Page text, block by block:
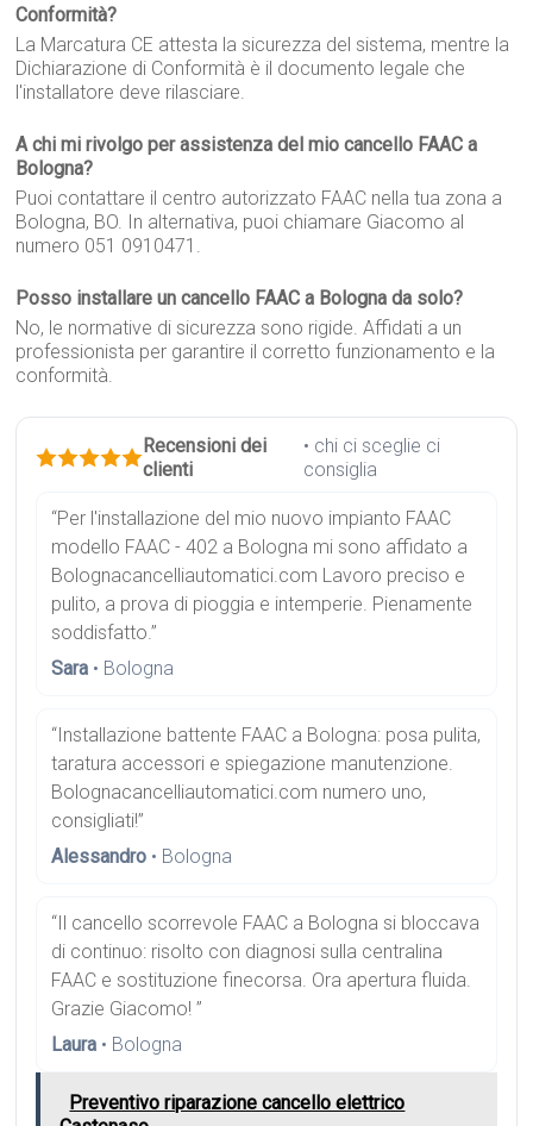
Conformità?
La Marcatura CE attesta la sicurezza del sistema, mentre la
Dichiarazione di Conformità è il documento legale che
l'installatore deve rilasciare.
A chi mi rivolgo per assistenza del mio cancello FAAC a
Bologna?
Puoi contattare il centro autorizzato FAAC nella tua zona a
Bologna, BO. In alternativa, puoi chiamare Giacomo al
numero 051 0910471.
Posso installare un cancello FAAC a Bologna da solo?
No, le normative di sicurezza sono rigide. Affidati a un
professionista per garantire il corretto funzionamento e la
conformità.
Recensioni dei
clienti
• chi ci sceglie ci
consiglia
“Per l'installazione del mio nuovo impianto FAAC
modello FAAC - 402 a Bologna mi sono affidato a
Bolognacancelliautomatici.com Lavoro preciso e
pulito, a prova di pioggia e intemperie. Pienamente
soddisfatto.”
Sara • Bologna
“Installazione battente FAAC a Bologna: posa pulita,
taratura accessori e spiegazione manutenzione.
Bolognacancelliautomatici.com numero uno,
consigliati!”
Alessandro • Bologna
“Il cancello scorrevole FAAC a Bologna si bloccava
di continuo: risolto con diagnosi sulla centralina
FAAC e sostituzione finecorsa. Ora apertura fluida.
Grazie Giacomo! ”
Laura • Bologna
Preventivo riparazione cancello elettrico